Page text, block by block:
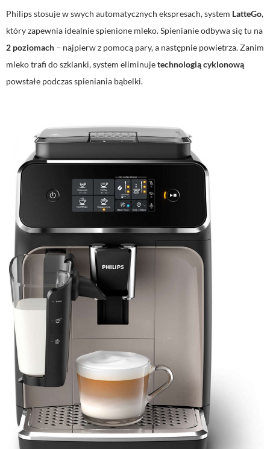
Philips stosuje w swych automatycznych ekspresach, system LatteGo,
który zapewnia idealnie spienione mleko. Spienianie odbywa się tu na
2 poziomach – najpierw z pomocą pary, a następnie powietrza. Zanim
mleko trafi do szklanki, system eliminujetechnologią cyklonową
powstałe podczas spieniania bąbelki.